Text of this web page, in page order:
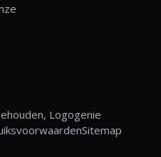
Logogenie
Sitemap